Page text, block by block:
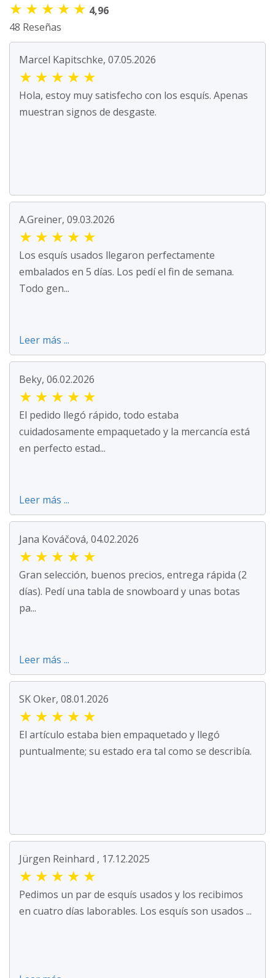
★ ★ ★ ★ ★ 4,96
48 Reseñas
Marcel Kapitschke, 07.05.2026
★ ★ ★ ★ ★
Hola, estoy muy satisfecho con los esquís. Apenas
muestran signos de desgaste.
A.Greiner, 09.03.2026
★ ★ ★ ★ ★
Los esquís usados llegaron perfectamente
embalados en 5 días. Los pedí el fin de semana.
Todo gen...
Leer más ...
Beky, 06.02.2026
★ ★ ★ ★ ★
El pedido llegó rápido, todo estaba
cuidadosamente empaquetado y la mercancía está
en perfecto estad...
Leer más ...
Jana Kováčová, 04.02.2026
★ ★ ★ ★ ★
Gran selección, buenos precios, entrega rápida (2
días). Pedí una tabla de snowboard y unas botas
pa...
Leer más ...
SK Oker, 08.01.2026
★ ★ ★ ★ ★
El artículo estaba bien empaquetado y llegó
puntualmente; su estado era tal como se describía.
Jürgen Reinhard , 17.12.2025
★ ★ ★ ★ ★
Pedimos un par de esquís usados y los recibimos
en cuatro días laborables. Los esquís son usados ...